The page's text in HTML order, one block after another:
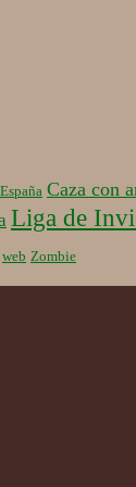
Caza con
Liga de
web Zombie